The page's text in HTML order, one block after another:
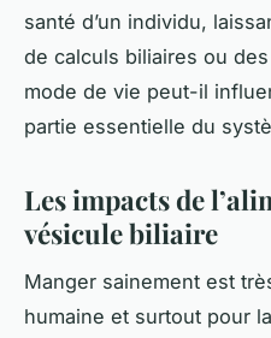
santé d’un individu,
de calculs biliaires ou
mode de vie peut-il
partie essentielle du
Les impacts de
vésicule biliaire
Manger sainement est
humaine et surtout pour